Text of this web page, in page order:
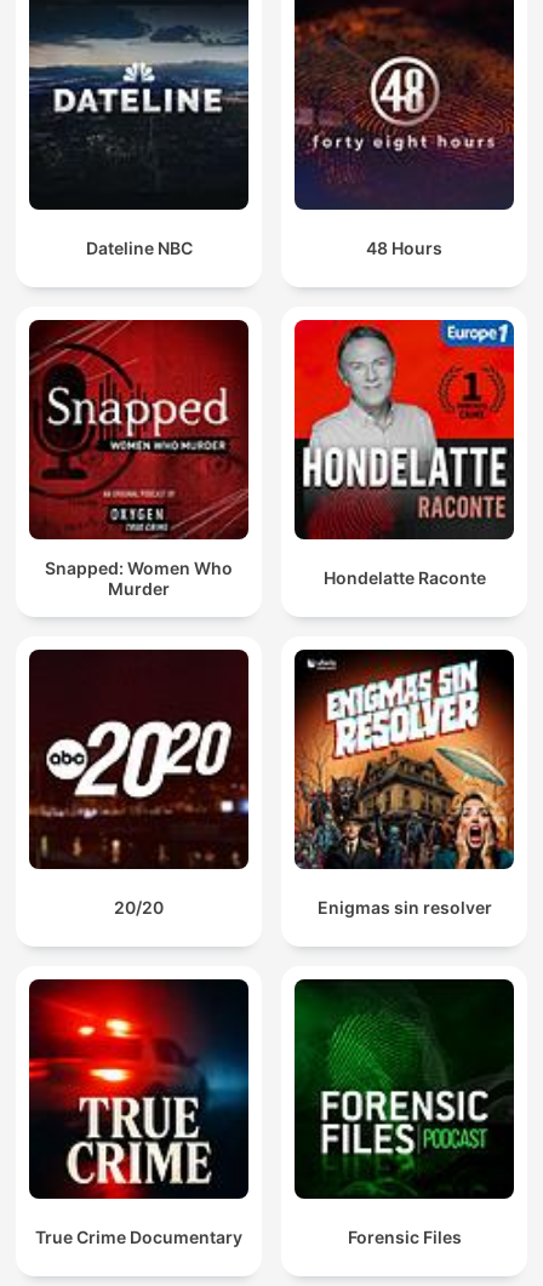
Dateline NBC 48 Hours
Snapped: Women Who
Murder
Hondelatte Raconte
20/20 Enigmas sin resolver
True Crime Documentary Forensic Files